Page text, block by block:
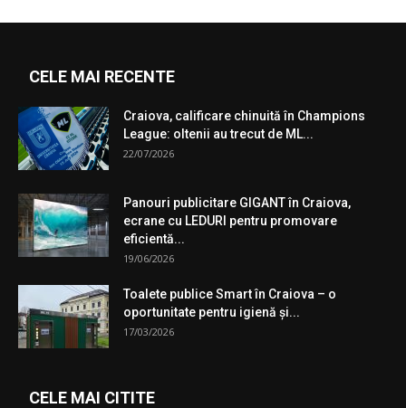
CELE MAI RECENTE
Craiova, calificare chinuită în Champions
League: oltenii au trecut de ML...
22/07/2026
Panouri publicitare GIGANT în Craiova,
ecrane cu LEDURI pentru promovare
eficientă...
19/06/2026
Toalete publice Smart în Craiova – o
oportunitate pentru igienă şi...
17/03/2026
CELE MAI CITITE